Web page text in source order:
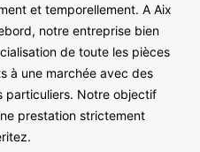
et temporellement. A Aix
notre entreprise bien
de toute les pièces
à une marchée avec des
particuliers. Notre objectif
prestation strictement